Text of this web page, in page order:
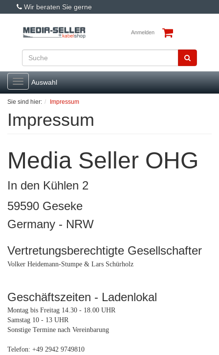
Wir beraten Sie gerne
Anmelden
Toggle
navigation
Auswahl
Sie sind hier: Impressum
Impressum
Media Seller OHG
In den Kühlen 2
59590 Geseke
Germany - NRW
Vertretungsberechtigte Gesellschafter
Volker Heidemann-Stumpe & Lars Schürholz
Geschäftszeiten - Ladenlokal
Montag bis Freitag 14.30 - 18.00 UHR
Samstag 10 - 13 UHR
Sonstige Termine nach Vereinbarung
Telefon: +49 2942 9749810